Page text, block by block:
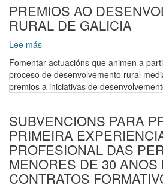
PREMIOS AO
RURAL DE GALICIA
Lee más
AO
DESENVOLVEMENTO
RURAL
GALICIA
Fomentar actuacións que animen a
proceso de desenvolvemento rural
premios a iniciativas de
SUBVENCIONS PARA
PRIMEIRA
PROFESIONAL DAS
MENORES DE 30 ANOS
CONTRATOS